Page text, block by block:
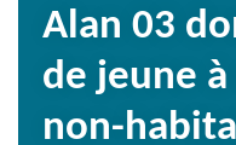
Alan 03
de jeune à
non-